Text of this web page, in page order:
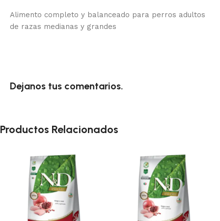
Alimento completo y balanceado para perros adultos
de razas medianas y grandes
Dejanos tus comentarios.
Productos Relacionados